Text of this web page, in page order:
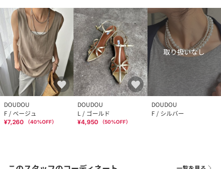
DOUDOU
F / ベージュ
¥7,260 （40%OFF）
DOUDOU
L / ゴールド
¥4,950 （50%OFF）
取り扱いなし
DOUDOU
F / シルバー